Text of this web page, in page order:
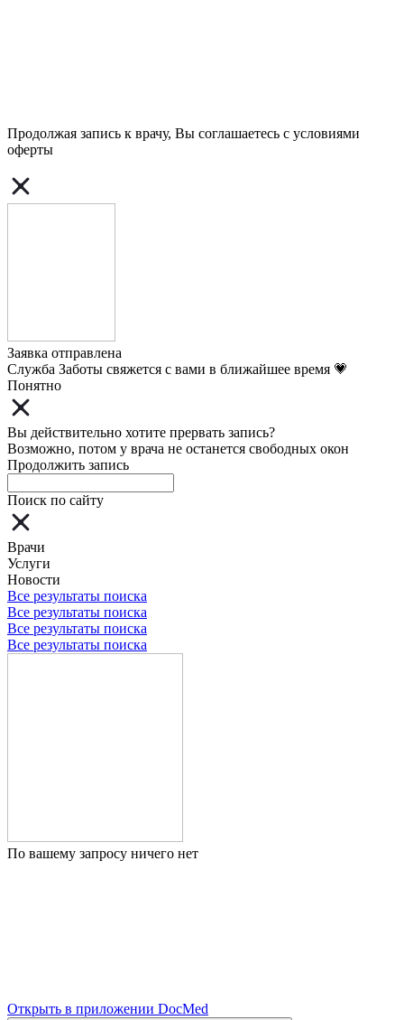
Продолжая запись к врачу, Вы соглашаетесь с условиями
оферты
Заявка отправлена
Служба Заботы свяжется с вами в ближайшее время 💗
Понятно
Вы действительно хотите прервать запись?
Возможно, потом у врача не останется свободных окон
Продолжить запись
Поиск по сайту
Врачи
Услуги
Новости
Все результаты поиска
Все результаты поиска
Все результаты поиска
Все результаты поиска
По вашему запросу ничего нет
Открыть в приложении DocMed